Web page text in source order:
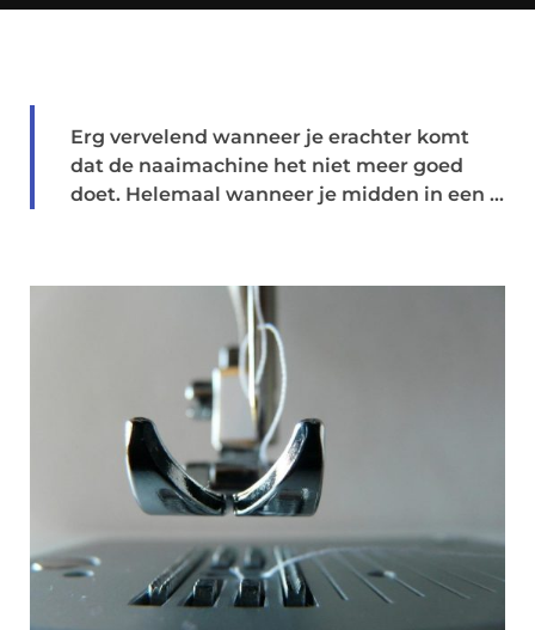
Erg vervelend wanneer je erachter komt
dat de naaimachine het niet meer goed
doet. Helemaal wanneer je midden in een ...